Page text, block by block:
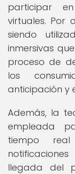
participar
virtuales. Por
siendo
inmersivas
proceso de
los
anticipación y
Además, la
empleada
tiempo
llegada del